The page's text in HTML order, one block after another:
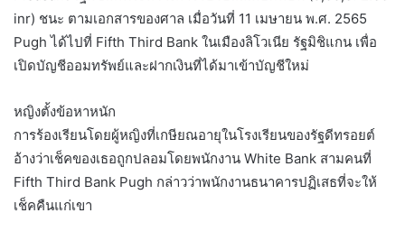
inr) ชนะ ตามเอกสารของศาล เมื่อวันที่ 11 เมษายน พ.ศ. 2565
Pugh ได้ไปที่ Fifth Third Bank ในเมืองลิโวเนีย รัฐมิชิแกน เพื่อ
เปิดบัญชีออมทรัพย์และฝากเงินที่ได้มาเข้าบัญชีใหม่
หญิงตั้งข้อหาหนัก
การร้องเรียนโดยผู้หญิงที่เกษียณอายุในโรงเรียนของรัฐดีทรอยต์
อ้างว่าเช็คของเธอถูกปลอมโดยพนักงาน White Bank สามคนที่
Fifth Third Bank Pugh กล่าวว่าพนักงานธนาคารปฏิเสธที่จะให้
เช็คคืนแก่เขา